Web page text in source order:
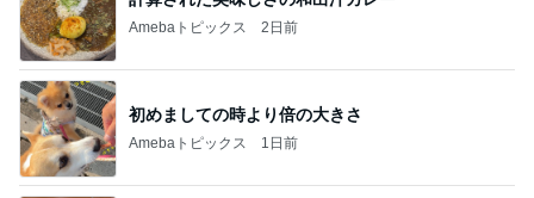
Amebaトピックス 2日前
初めましての時より倍の大きさ
Amebaトピックス 1日前